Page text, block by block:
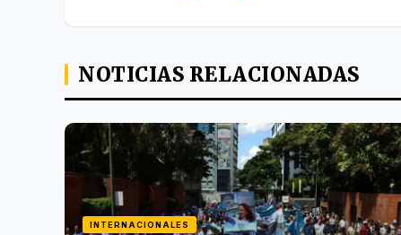
NOTICIAS RELACIONADAS
INTERNACIONALES